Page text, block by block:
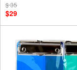
$ 35
$29